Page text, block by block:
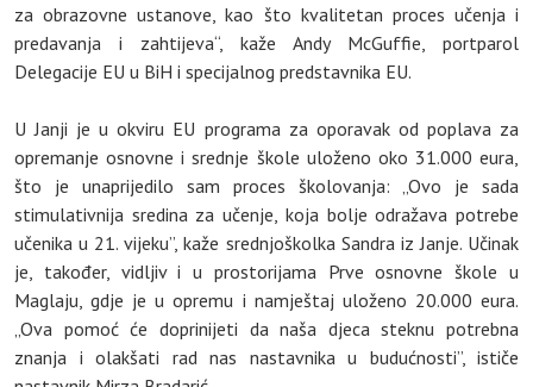
za obrazovne ustanove, kao što kvalitetan proces učenja i
predavanja i zahtijeva“, kaže Andy McGuffie, portparol
Delegacije EU u BiH i specijalnog predstavnika EU.
U Janji je u okviru EU programa za oporavak od poplava za
opremanje osnovne i srednje škole uloženo oko 31.000 eura,
što je unaprijedilo sam proces školovanja: „Ovo je sada
stimulativnija sredina za učenje, koja bolje odražava potrebe
učenika u 21. vijeku”, kaže srednjoškolka Sandra iz Janje. Učinak
je, također, vidljiv i u prostorijama Prve osnovne škole u
Maglaju, gdje je u opremu i namještaj uloženo 20.000 eura.
„Ova pomoć će doprinijeti da naša djeca steknu potrebna
znanja i olakšati rad nas nastavnika u budućnosti”, ističe